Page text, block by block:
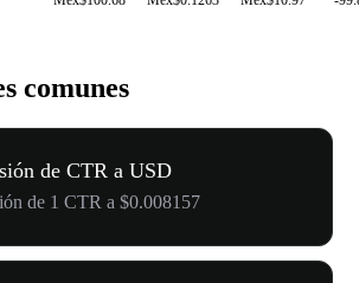
comunes
de CTR a USD
de 1 CTR a $0.008157